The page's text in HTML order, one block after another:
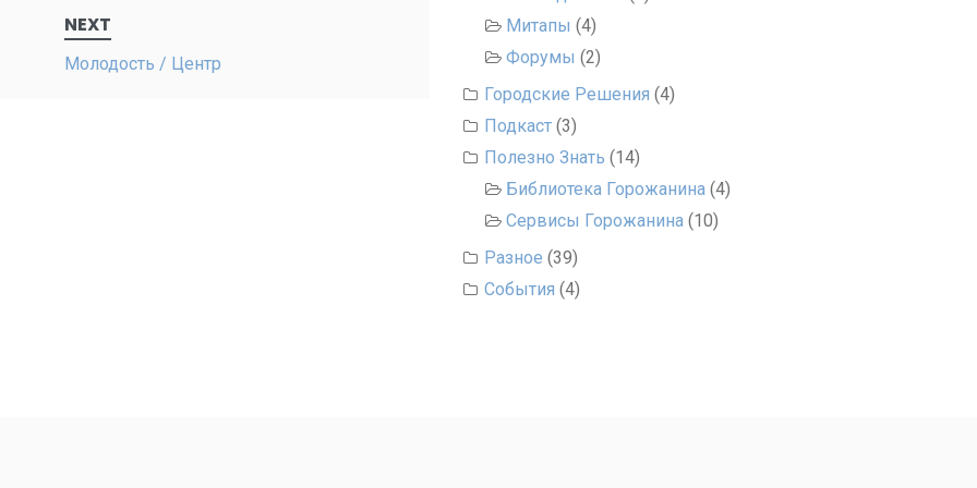
NEXT
Молодость / Центр
Митапы (4)
Форумы (2)
Городские Решения (4)
Подкаст (3)
Полезно Знать (14)
Библиотека Горожанина (4)
Сервисы Горожанина (10)
Разное (39)
События (4)